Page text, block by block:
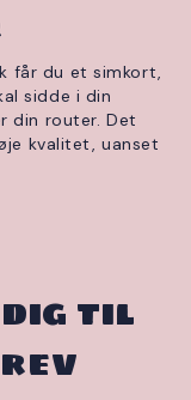
får du et simkort,
sidde i din
din router. Det
kvalitet, uanset
dig til